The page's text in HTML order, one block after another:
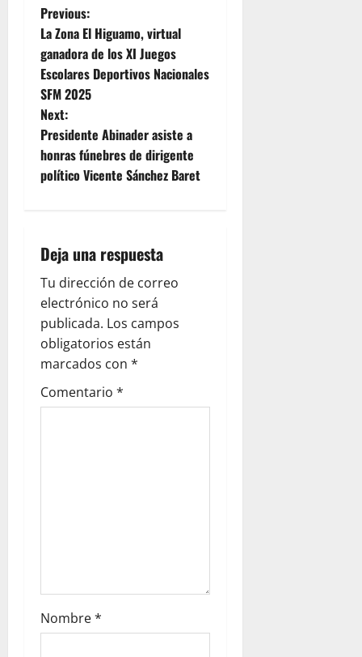
P
o
s
t
n
a
i
g
a
t
i
Previous:
La Zona El Higuamo, virtual
ganadora de los XI Juegos
Escolares Deportivos Nacionales
SFM 2025
Next:
Presidente Abinader asiste a
honras fúnebres de dirigente
político Vicente Sánchez Baret
Deja una respuesta
Tu dirección de correo
electrónico no será
publicada. Los campos
obligatorios están
marcados con *
Comentario *
Nombre*